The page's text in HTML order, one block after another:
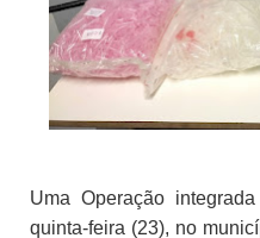
Uma Operação
quinta-feira (23), no